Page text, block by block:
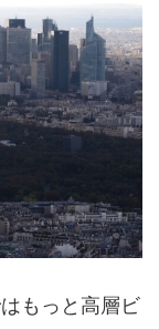
もっと高層ビ